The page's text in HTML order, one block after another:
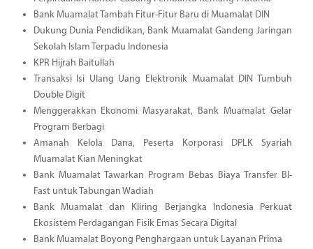
Bank Muamalat Tambah Fitur-Fitur Baru di Muamalat DIN
Dukung Dunia Pendidikan, Bank Muamalat Gandeng Jaringan
Sekolah Islam Terpadu Indonesia
KPR Hijrah Baitullah
Transaksi Isi Ulang Uang Elektronik Muamalat DIN Tumbuh
Double Digit
Menggerakkan Ekonomi Masyarakat, Bank Muamalat Gelar
Program Berbagi
Amanah Kelola Dana, Peserta Korporasi DPLK Syariah
Muamalat Kian Meningkat
Bank Muamalat Tawarkan Program Bebas Biaya Transfer BI-
Fast untuk Tabungan Wadiah
Bank Muamalat dan Kliring Berjangka Indonesia Perkuat
Ekosistem Perdagangan Fisik Emas Secara Digital
Bank Muamalat Boyong Penghargaan untuk Layanan Prima